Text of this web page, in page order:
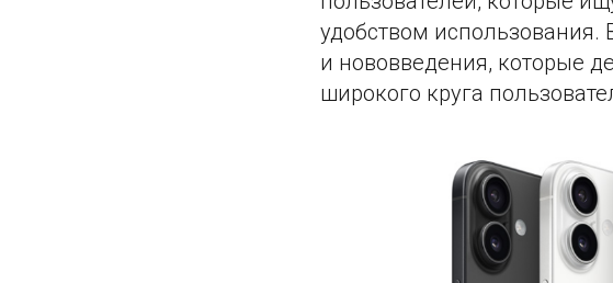
удобством
и нововведения, которые
широкого круга